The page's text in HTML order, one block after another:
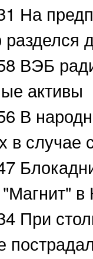
На
ВЭБ
активы
В
в
"Магнит"
При